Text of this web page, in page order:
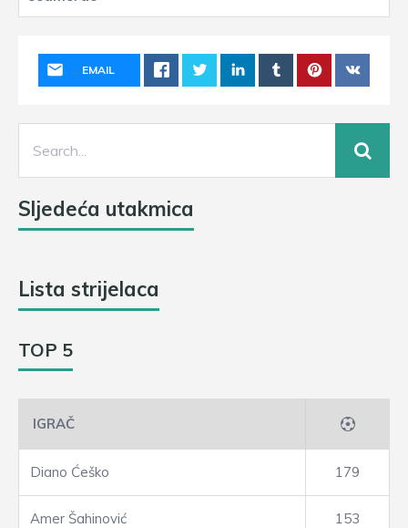
EMAIL
Sljedeća utakmica
Lista strijelaca
TOP 5
IGRAČ
Diano Ćeško 179
Amer Šahinović 153